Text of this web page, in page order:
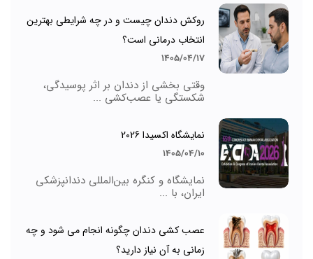
روکش دندان چیست و در چه شرایطی بهترین
انتخاب درمانی است؟
1405/04/17
وقتی بخشی از دندان بر اثر پوسیدگی،
شکستگی یا عصب‌کشی ...
نمایشگاه اکسیدا 2026
1405/04/10
نمایشگاه و کنگره بین‌المللی دندانپزشکی
ایران، با ...
عصب کشی دندان چگونه انجام می شود و چه
زمانی به آن نیاز دارید؟